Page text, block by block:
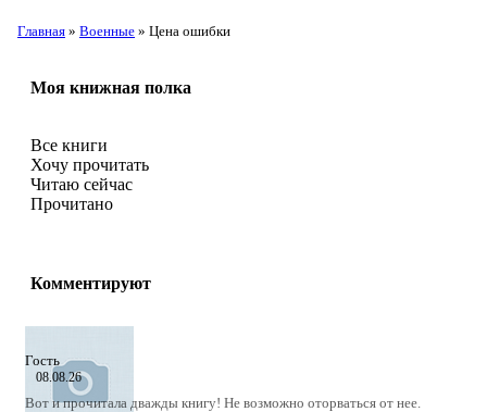
Главная » Военные » Цена ошибки
Моя книжная полка
Все книги
Хочу прочитать
Читаю сейчас
Прочитано
Комментируют
Гость
08.08.26
Вот и прочитала дважды книгу! Не возможно оторваться от нее.